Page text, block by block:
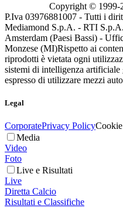
Copyright © 1999-
P.Iva 03976881007 - Tutti i
Mediamond S.p.A. - RTI
Amsterdam (Paesi Bassi) -
Monzese (MI)Rispetto ai
riprodotti è vietata ogni
sistemi di intelligenza
espresso di utilizzare mezzi
Legal
CorporatePrivacy Policy
Media
Video
Foto
Live e Risultati
Live
Diretta Calcio
Risultati e Classifiche